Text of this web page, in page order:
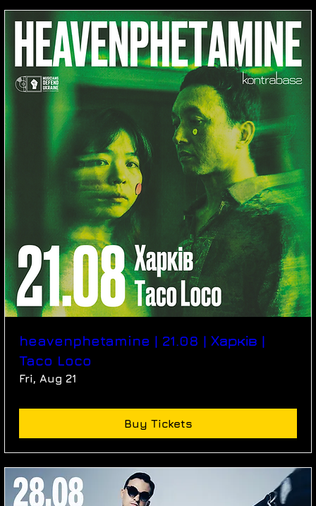
heavenphetamine | 21.08 | Харків |
Taco Loco
Fri, Aug 21
Buy Tickets